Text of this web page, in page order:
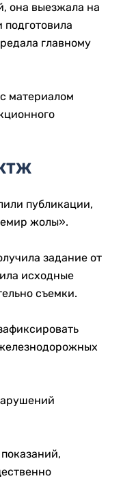
она выезжала на
главному
материалом
публикации,
жолы».
задание от
исходные
съемки.